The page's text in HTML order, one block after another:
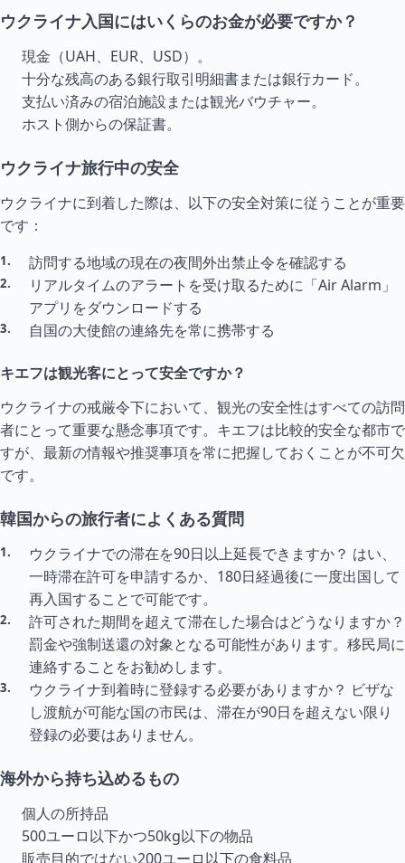
ウクライナ入国にはいくらのお金が必要ですか？
現金（UAH、EUR、USD）。
十分な残高のある銀行取引明細書または銀行カード。
支払い済みの宿泊施設または観光バウチャー。
ホスト側からの保証書。
ウクライナ旅行中の安全
ウクライナに到着した際は、以下の安全対策に従うことが重要
です：
訪問する地域の現在の夜間外出禁止令を確認する
リアルタイムのアラートを受け取るために「Air Alarm」
アプリをダウンロードする
自国の大使館の連絡先を常に携帯する
キエフは観光客にとって安全ですか？
ウクライナの戒厳令下において、観光の安全性はすべての訪問
者にとって重要な懸念事項です。キエフは比較的安全な都市で
すが、最新の情報や推奨事項を常に把握しておくことが不可欠
です。
韓国からの旅行者によくある質問
ウクライナでの滞在を90日以上延長できますか？ はい、
一時滞在許可を申請するか、180日経過後に一度出国して
再入国することで可能です。
許可された期間を超えて滞在した場合はどうなりますか？
罰金や強制送還の対象となる可能性があります。移民局に
連絡することをお勧めします。
ウクライナ到着時に登録する必要がありますか？ ビザな
し渡航が可能な国の市民は、滞在が90日を超えない限り
登録の必要はありません。
海外から持ち込めるもの
個人の所持品
500ユーロ以下かつ50kg以下の物品
販売目的ではない200ユーロ以下の食料品